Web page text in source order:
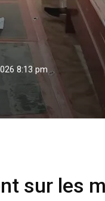
8:13 pm
sur les